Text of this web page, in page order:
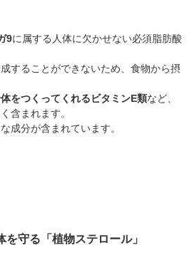
9に属する人体に欠かせない必須脂肪酸
することができないため、食物から摂
をつくってくれるビタミンE類など、
含まれます。
成分が含まれています。
守る「植物ステロール」
屋で初めてお買い物をされる方
のお買い物でご利用いただけます
数：お一人様1回限り
ンとの併用はできません